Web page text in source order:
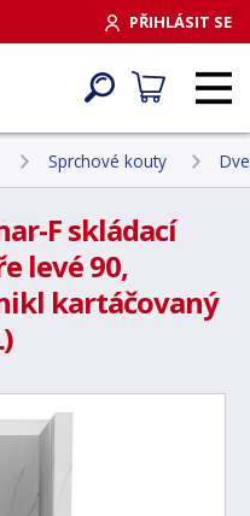
PŘIHLÁSIT SE
Sprchové kouty
F skládací
levé 90,
kartáčovaný